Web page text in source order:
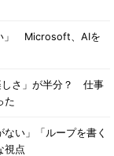
」 Microsoft、AIを
しさ」が半分？ 仕事
た
ない」「ループを書く
視点